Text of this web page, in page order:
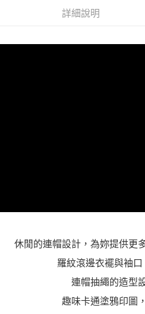
２．關於個人資料處理事宜，請瀏覽以下
詳細說明
休閒的連帽設計，為妳提供更
羅紋滾邊衣襬與袖
連帽抽繩的造型
趣味卡通塗鴉印圖